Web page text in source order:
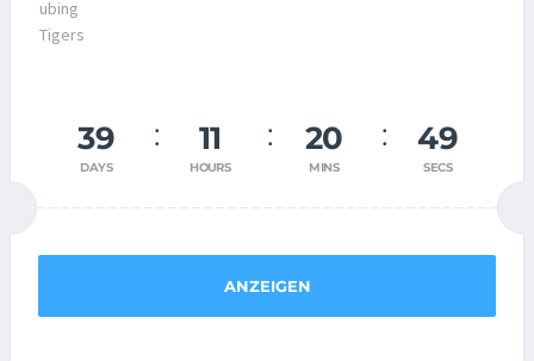
39
DAYS
11
HOURS
20
MINS
48
SECS
ANZEIGEN